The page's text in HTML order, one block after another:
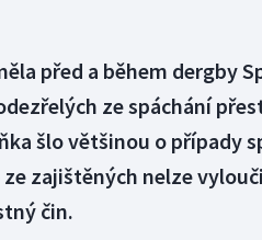
před a během dergby
ze spáchání
šlo většinou o případy
zajištěných nelze
čin.